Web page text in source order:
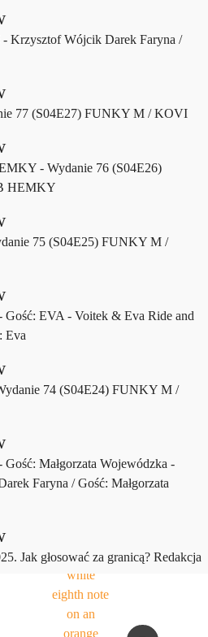
- Krzysztof Wójcik Darek Faryna /
77 (S04E27) FUNKY M / KOVI
- Wydanie 76 (S04E26)
HEMKY
75 (S04E25) FUNKY M /
EVA - Voitek & Eva Ride and
Eva
74 (S04E24) FUNKY M /
Małgorzata Wojewódzka -
Faryna / Gość: Małgorzata
Jak głosować za granicą? Redakcja